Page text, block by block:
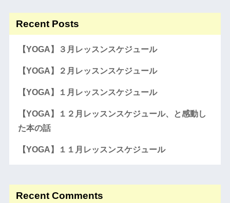
Recent Posts
【YOGA】３月レッスンスケジュール
【YOGA】２月レッスンスケジュール
【YOGA】１月レッスンスケジュール
【YOGA】１２月レッスンスケジュール、と感動し
た本の話
【YOGA】１１月レッスンスケジュール
Recent Comments